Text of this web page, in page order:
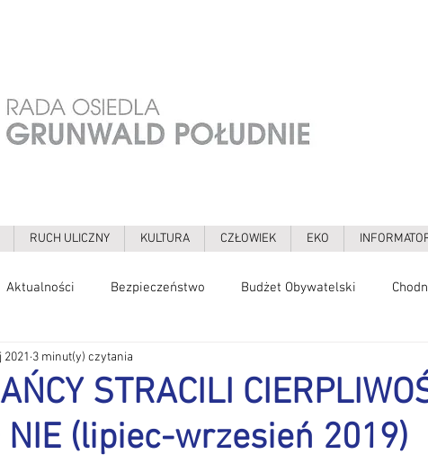
RUCH ULICZNY KULTURA CZŁOWIEK EKO
Aktualności Bezpieczeństwo Budżet Obywatelski
Galerie
Inne Interesujące wiadomości Inwestycje
STRACILI
NIE (lipiec-wrzesień 2019)
2021 3 minut(y) czytania